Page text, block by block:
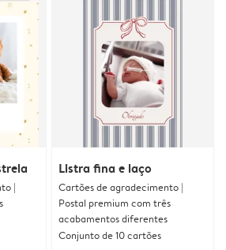
|
Listra fina e laço
Cartões de agradecimento |
Postal premium com três
acabamentos diferentes
Conjunto de 10 cartões